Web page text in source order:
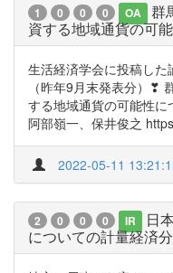
1 0 0 0 OA
群
資する地域通貨の可
生活経済学会に投稿した
（昨年9月末発表分）❣
する地域通貨の可能性に
阿部嶺一、保井俊之
2022-05-11
2 0 0 0 IR
日
についての計量経済